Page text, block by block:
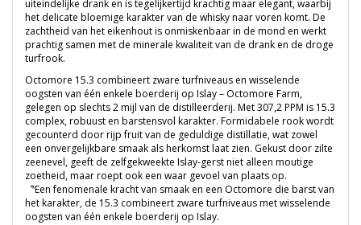
uiteindelijke drank en is tegelijkertijd krachtig maar elegant, waarbij
het delicate bloemige karakter van de whisky naar voren komt. De
zachtheid van het eikenhout is onmiskenbaar in de mond en werkt
prachtig samen met de minerale kwaliteit van de drank en de droge
turfrook.
Octomore 15.3 combineert zware turfniveaus en wisselende
oogsten van één enkele boerderij op Islay – Octomore Farm,
gelegen op slechts 2 mijl van de distilleerderij. Met 307,2 PPM is 15.3
complex, robuust en barstensvol karakter. Formidabele rook wordt
gecounterd door rijp fruit van de geduldige distillatie, wat zowel
een onvergelijkbare smaak als herkomst laat zien. Gekust door zilte
zeenevel, geeft de zelfgekweekte Islay-gerst niet alleen moutige
zoetheid, maar roept ook een waar gevoel van plaats op.
〝Een fenomenale kracht van smaak en een Octomore die barst van
het karakter, de 15.3 combineert zware turfniveaus met wisselende
oogsten van één enkele boerderij op Islay.